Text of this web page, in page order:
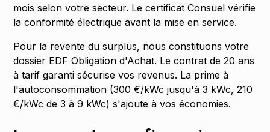
mois selon votre secteur. Le certificat Consuel vérifie
la conformité électrique avant la mise en service.
Pour la revente du surplus, nous constituons votre
dossier EDF Obligation d'Achat. Le contrat de 20 ans
à tarif garanti sécurise vos revenus. La prime à
l'autoconsommation (300 €/kWc jusqu'à 3 kWc, 210
€/kWc de 3 à 9 kWc) s'ajoute à vos économies.